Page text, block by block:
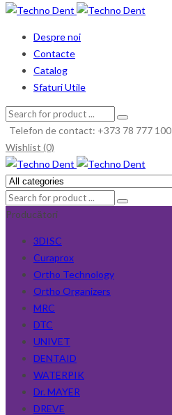
Despre noi
Contacte
Catalog
Sfaturi Utile
Telefon de contact: +373 78 777 100
Wishlist (0)
Producători
3DISC
Curaprox
Ortho Technology
Ortho Organizers
MRC
DTC
UNIVET
DENTAID
WATERPIK
Dr. MAYER
DREVE